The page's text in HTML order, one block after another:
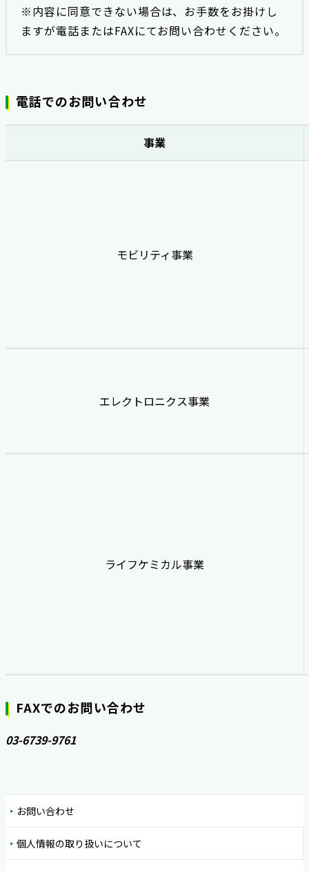
※内容に同意できない場合は、お手数をお掛けし
ますが電話またはFAXにてお問い合わせください。
電話でのお問い合わせ
事業
モビリティ事業
エレクトロニクス事業
ライフケミカル事業
FAXでのお問い合わせ
03-6739-9761
お問い合わせ
個人情報の取り扱いについて